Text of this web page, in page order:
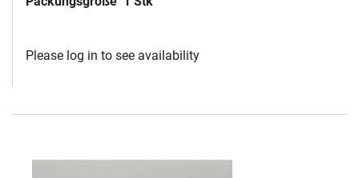
Please log in to see availability